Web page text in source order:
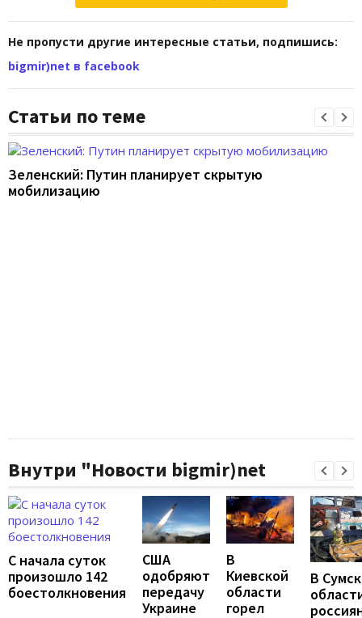
Не пропусти другие интересные статьи, подпишись:
bigmir)net в facebook
Статьи по теме
Зеленский: Путин планирует скрытую
мобилизацию
Внутри "Новости bigmir)net
С начала суток
произошло 142
боестолкновения
США
одобряют
передачу
Украине
В
Киевской
области
горел
В